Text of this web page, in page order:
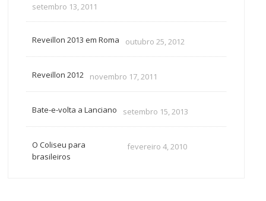
setembro 13, 2011
Reveillon 2013 em Roma outubro 25, 2012
Reveillon 2012 novembro 17, 2011
Bate-e-volta a Lanciano setembro 15, 2013
O Coliseu para
brasileiros
fevereiro 4, 2010